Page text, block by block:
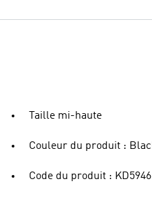
Taille mi-haute
Couleur du produit :
Code du produit : KD5946